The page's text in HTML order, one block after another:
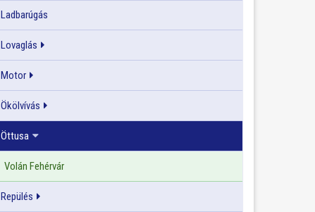
Ladbarúgás
Lovaglás
Motor
Ökölvívás
Öttusa
Volán Fehérvár
Repülés